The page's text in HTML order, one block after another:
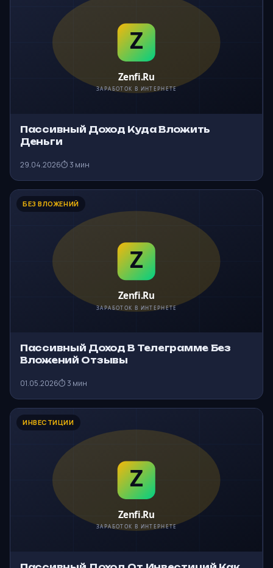
Пассивный Доход Куда Вложить
Деньги
29.04.2026⏱ 3 мин
БЕЗ ВЛОЖЕНИЙ
Пассивный Доход В Телеграмме Без
Вложений Отзывы
01.05.2026⏱ 3 мин
ИНВЕСТИЦИИ